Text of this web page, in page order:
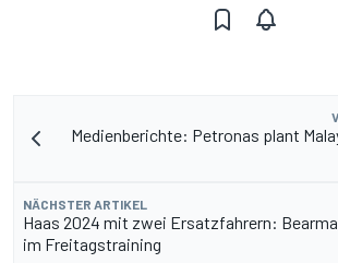
Medienberichte: Petronas plant
NÄCHSTER ARTIKEL
Haas 2024 mit zwei Ersatzfahrern:
im Freitagstraining